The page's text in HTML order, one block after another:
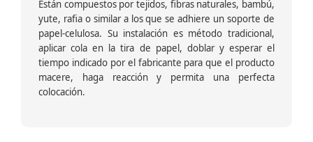
Están compuestos por tejidos, fibras naturales, bambú,
yute, rafia o similar a los que se adhiere un soporte de
papel-celulosa. Su instalación es método tradicional,
aplicar cola en la tira de papel, doblar y esperar el
tiempo indicado por el fabricante para que el producto
macere, haga reacción y permita una perfecta
colocación.